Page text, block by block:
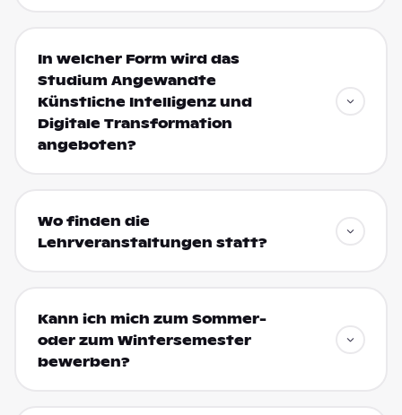
In welcher Form wird das
Studium Angewandte
Künstliche Intelligenz und
Digitale Transformation
angeboten?
Wo finden die
Lehrveranstaltungen statt?
Kann ich mich zum Sommer-
oder zum Wintersemester
bewerben?